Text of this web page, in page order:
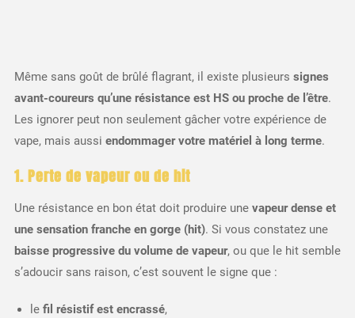
Même sans goût de brûlé flagrant, il existe plusieurs signes
avant-coureurs qu’une résistance est HS ou proche de l’être.
Les ignorer peut non seulement gâcher votre expérience de
vape, mais aussi endommager votre matériel à long terme.
1. Perte de vapeur ou de hit
Une résistance en bon état doit produire une vapeur dense et
une sensation franche en gorge (hit). Si vous constatez une
baisse progressive du volume de vapeur, ou que le hit semble
s’adoucir sans raison, c’est souvent le signe que :
le fil résistif est encrassé,